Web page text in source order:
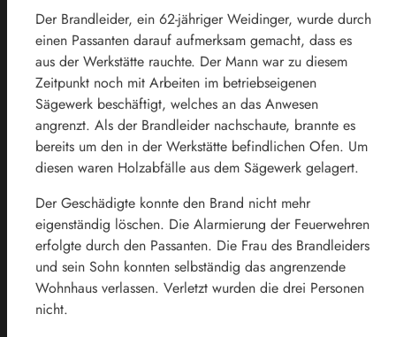
Der Brandleider, ein 62-jähriger Weidinger, wurde durch
einen Passanten darauf aufmerksam gemacht, dass es
aus der Werkstätte rauchte. Der Mann war zu diesem
Zeitpunkt noch mit Arbeiten im betriebseigenen
Sägewerk beschäftigt, welches an das Anwesen
angrenzt. Als der Brandleider nachschaute, brannte es
bereits um den in der Werkstätte befindlichen Ofen. Um
diesen waren Holzabfälle aus dem Sägewerk gelagert.
Der Geschädigte konnte den Brand nicht mehr
eigenständig löschen. Die Alarmierung der Feuerwehren
erfolgte durch den Passanten. Die Frau des Brandleiders
und sein Sohn konnten selbständig das angrenzende
Wohnhaus verlassen. Verletzt wurden die drei Personen
nicht.